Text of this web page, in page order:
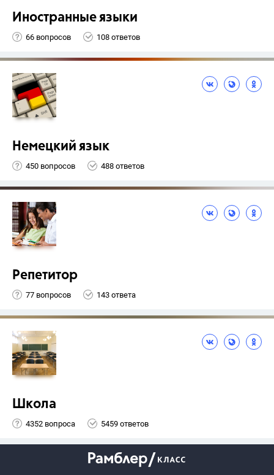
Иностранные языки
66 вопросов 108 ответов
Немецкий язык
450 вопросов 488 ответов
Репетитор
77 вопросов 143 ответа
Школа
4352 вопроса 5459 ответов